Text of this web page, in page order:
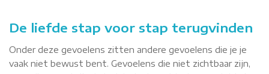
De liefde stap voor stap terugvinden
Onder deze gevoelens zitten andere gevoelens die je je
vaak niet bewust bent. Gevoelens die niet zichtbaar zijn,